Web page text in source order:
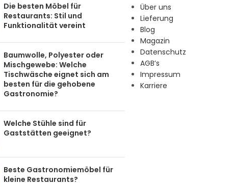
Die besten Möbel für
Restaurants: Stil und
Funktionalität vereint
Baumwolle, Polyester oder
Mischgewebe: Welche
Tischwäsche eignet sich am
besten für die gehobene
Gastronomie?
Welche Stühle sind für
Gaststätten geeignet?
Beste Gastronomiemöbel für
kleine Restaurants?
Über uns
Lieferung
Blog
Magazin
Datenschutz
AGB’s
Impressum
Karriere